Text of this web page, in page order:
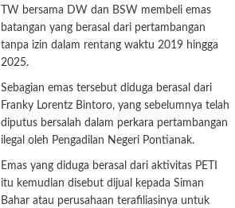
TW bersama DW dan BSW membeli emas
batangan yang berasal dari pertambangan
tanpa izin dalam rentang waktu 2019 hingga
2025.
Sebagian emas tersebut diduga berasal dari
Franky Lorentz Bintoro, yang sebelumnya telah
diputus bersalah dalam perkara pertambangan
ilegal oleh Pengadilan Negeri Pontianak.
Emas yang diduga berasal dari aktivitas PETI
itu kemudian disebut dijual kepada Siman
Bahar atau perusahaan terafiliasinya untuk